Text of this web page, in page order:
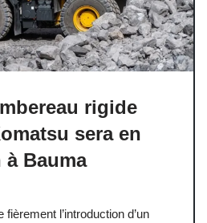
rigide
sera en
Bauma
l’introduction d’un